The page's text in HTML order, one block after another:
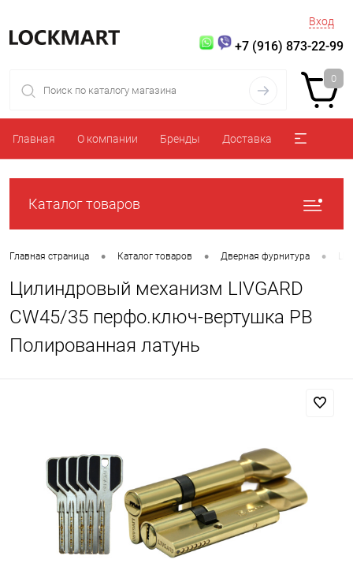
Вход
+7 (916) 873-22-99
0
Главная О компании Бренды Доставка
Каталог товаров
Главная страница • Каталог товаров • Дверная фурнитура •
Цилиндровый механизм LIVGARD
CW45/35 перфо.ключ-вертушка PB
Полированная латунь